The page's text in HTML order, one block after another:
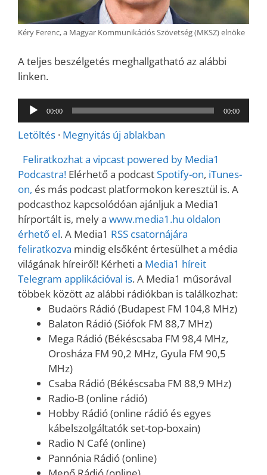
Kéry Ferenc, a Magyar Kommunikációs Szövetség (MKSZ) elnöke
A teljes beszélgetés meghallgatható az alábbi
linken.
Audió
lejátszó
00:00 00:00
Letöltés · Megnyitás új ablakban
Feliratkozhat a vipcast powered by Media1
Podcastra! Elérhető a podcastSpotify-on, iTunes-
on, és más podcast platformokon keresztül is. A
podcasthoz kapcsolódóan ajánljuk a Media1
hírportált is, mely a www.media1.hu oldalon
érhető el. A Media1 RSS csatornájára
feliratkozva mindig elsőként értesülhet a média
világának híreiről! Kérheti a Media1 híreit
Telegram applikációval is. A Media1 műsorával
többek között az alábbi rádiókban is találkozhat:
Budaörs Rádió (Budapest FM 104,8 MHz)
Balaton Rádió (Siófok FM 88,7 MHz)
Mega Rádió (Békéscsaba FM 98,4 MHz,
Orosháza FM 90,2 MHz, Gyula FM 90,5
MHz)
Csaba Rádió (Békéscsaba FM 88,9 MHz)
Radio-B (online rádió)
Hobby Rádió (online rádió és egyes
kábelszolgáltatók set-top-boxain)
Radio N Café (online)
Pannónia Rádió (online)